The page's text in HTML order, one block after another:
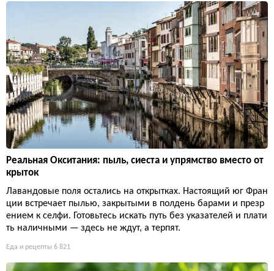
Реальная Окситания: пыль, сиеста и упрямство вместо от
крыток
Лавандовые поля остались на открытках. Настоящий юг Фран
ции встречает пылью, закрытыми в полдень барами и презр
ением к селфи. Готовьтесь искать путь без указателей и плати
ть наличными — здесь не ждут, а терпят.
Еда и рецепты 6 821